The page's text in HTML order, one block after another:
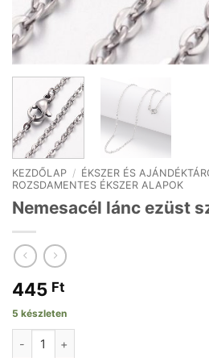
KEZDŐLAP / ÉKSZER ÉS
ROZSDAMENTES ÉKSZER ALAPOK
Nemesacél lánc ezüst
445 Ft
5 készleten